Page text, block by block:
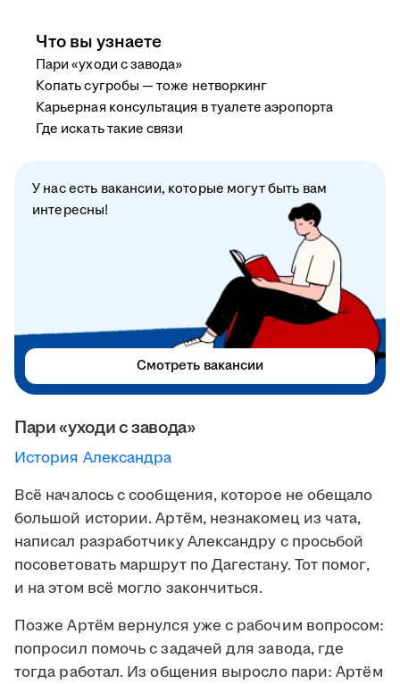
Пари «уходи с завода»
История Александра
Всё началось с сообщения, которое не обещало
большой истории. Артём, незнакомец из чата,
написал разработчику Александру с просьбой
посоветовать маршрут по Дагестану. Тот помог,
и на этом всё могло закончиться.
Позже Артём вернулся уже с рабочим вопросом:
попросил помочь с задачей для завода, где
тогда работал. Из общения выросло пари: Артём
Что вы узнаете
Пари «уходи с завода»
Копать сугробы — тоже нетворкинг
Карьерная консультация в туалете аэропорта
Где искать такие связи
У нас есть вакансии, которые могут быть вам
интересны!
Смотреть вакансии